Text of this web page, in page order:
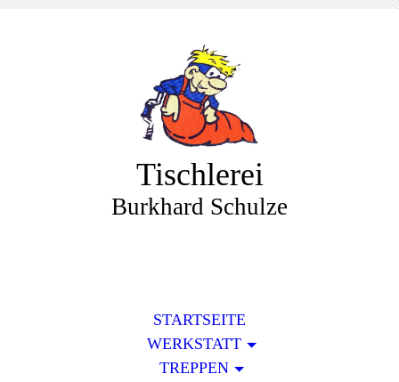
Tischlerei
Burkhard Schulze
STARTSEITE
WERKSTATT
TREPPEN